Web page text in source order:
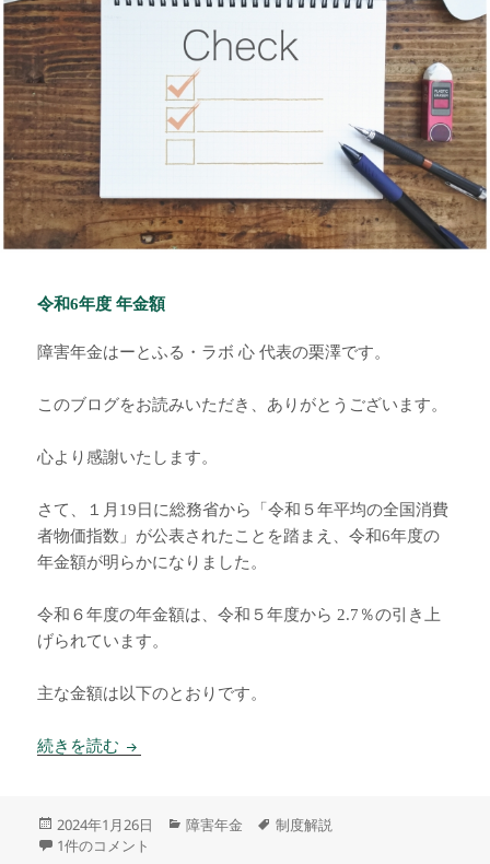
令和6年度 年金額
障害年金はーとふる・ラボ 心 代表の栗澤です。
このブログをお読みいただき、ありがとうございます。
心より感謝いたします。
さて、１月19日に総務省から「令和５年平均の全国消費
者物価指数」が公表されたことを踏まえ、令和6年度の
年金額が明らかになりました。
令和６年度の年金額は、令和５年度から 2.7％の引き上
げられています。
主な金額は以下のとおりです。
続きを読む 令和6年度 年金額
投
稿
2024年1月26日
カ
障害年金
タ
制度解説
令和6年度 年金額 への
1件のコメント